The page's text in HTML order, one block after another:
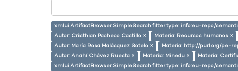
xmlui.ArtifactBrowser.SimpleSearch.filter.type: info:eu-repo/
Autor: Cristhian Pacheco Castillo ×
Materia: Recursos humanos ×
Autor: María Rosa Malásquez Sotelo ×
Materia: http://purl.org/pe-
Autor: Anahí Chávez Ruesta ×
Materia: Minedu ×
Materia:
xmlui.ArtifactBrowser.SimpleSearch.filter.type: info:eu-repo/